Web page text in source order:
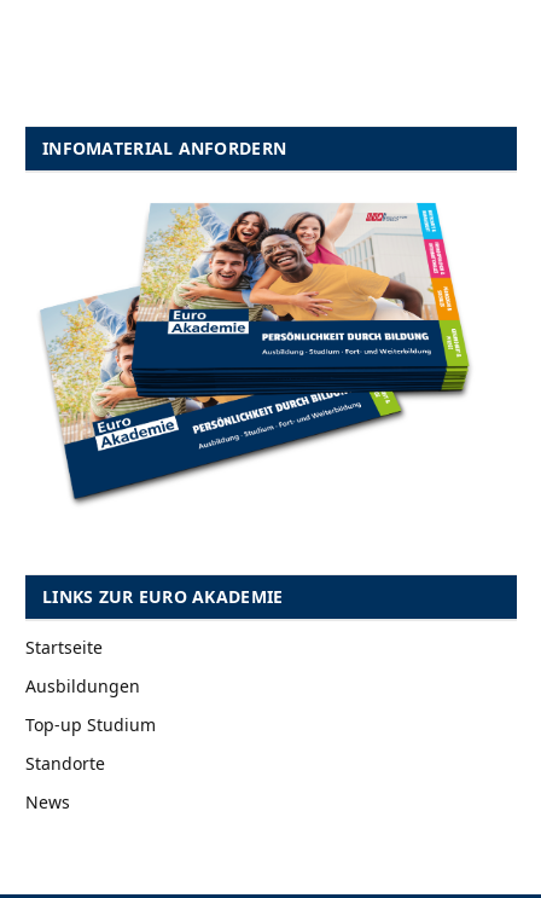
INFOMATERIAL ANFORDERN
LINKS ZUR EURO AKADEMIE
Startseite
Ausbildungen
Top-up Studium
Standorte
News